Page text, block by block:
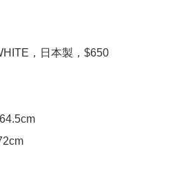
，日本製，$650